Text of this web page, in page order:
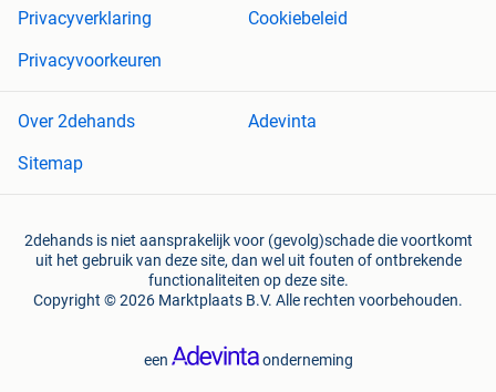
Privacyverklaring
Cookiebeleid
Privacyvoorkeuren
Over 2dehands
Adevinta
Sitemap
2dehands is niet aansprakelijk voor (gevolg)schade die voortkomt
uit het gebruik van deze site, dan wel uit fouten of ontbrekende
functionaliteiten op deze site.
Copyright © 2026 Marktplaats B.V. Alle rechten voorbehouden.
een onderneming